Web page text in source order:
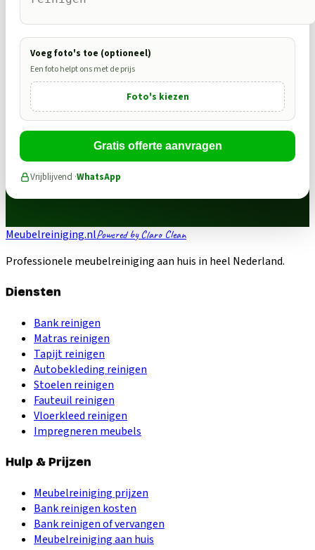
Voeg foto's toe (optioneel)
Een foto helpt ons met de prijs
Foto's kiezen
Gratis offerte aanvragen
Vrijblijvend ·WhatsApp
Meubelreiniging.nlPowered by Claro Clean
Professionele meubelreiniging aan huis in heel Nederland.
Diensten
Bank reinigen
Matras reinigen
Tapijt reinigen
Autobekleding reinigen
Stoelen reinigen
Fauteuil reinigen
Vloerkleed reinigen
Impregneren meubels
Hulp & Prijzen
Meubelreiniging prijzen
Bank reinigen kosten
Bank reinigen of vervangen
Meubelreiniging aan huis